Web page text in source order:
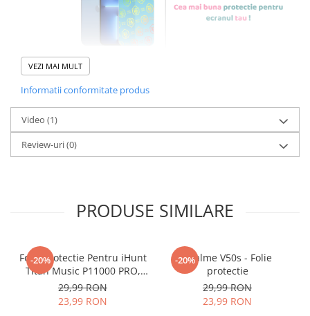
Foliile noastre sunt
aplicat chiar
tu.
producerea foliilor NUeste
sticla pe care o stim cu totii, ci
este Nano Glass
AcestagaranteazacaNU SE
SPARGEin mii de cioburi
ascutite si periculoase.
VEZI MAI MULT
Informatii conformitate produs
Video (1)
Review-uri(0)
PRODUSE SIMILARE
-20%
Folie Protectie Pentru iHunt
Titan Music P11000 PRO,
VDOO
29,99 RON
23,99 RON
-20%
Realme V50s - Folie
protectie
29,99 RON
23,99 RON